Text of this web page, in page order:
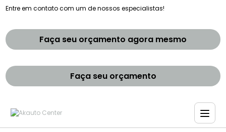
Entre em contato com um de nossos especialistas!
Faça seu orçamento agora mesmo
Faça seu orçamento